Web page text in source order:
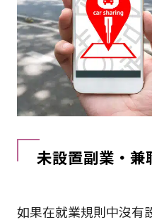
未設置副業・兼
如果在就業規則中沒有